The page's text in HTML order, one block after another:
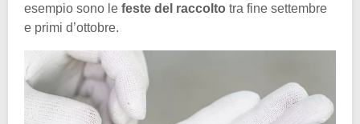
esempio sono le feste del raccolto tra fine settembre
e primi d’ottobre.